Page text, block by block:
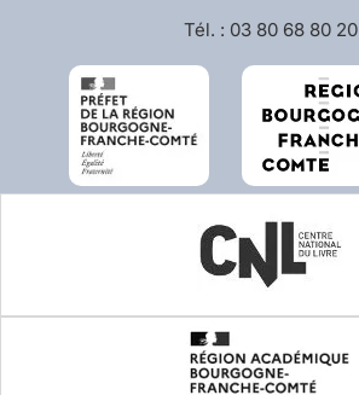
Tél. : 03 80 68 80 20